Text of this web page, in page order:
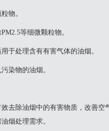
物。
等细微颗粒物。
于处理含有有害气体的油烟。
染物的油烟‌。
去除油烟中的有害物质，改善空
烟处理需求‌。